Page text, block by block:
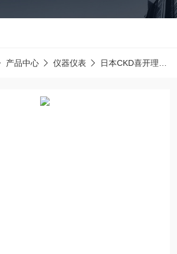
产品中心 仪器仪表 日本CKD喜开理